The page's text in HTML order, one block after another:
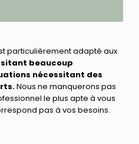
particulièrement adapté aux
beaucoup
nécessitant des
Nous ne manquerons pas
le plus apte à vous
pas à vos besoins.